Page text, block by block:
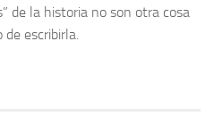
de la historia no son otra cosa
de escribirla.